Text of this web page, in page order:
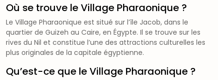
Où se trouve le Village Pharaonique ?
Le Village Pharaonique est situé sur l’île Jacob, dans le
quartier de Guizeh au Caire, en Égypte. Il se trouve sur les
rives du Nil et constitue l’une des attractions culturelles les
plus originales de la capitale égyptienne.
Qu’est-ce que le Village Pharaonique ?